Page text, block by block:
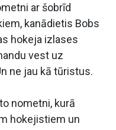
ar šobrīd
kanādietis Bobs
hokeja izlases
vest uz
ne jau kā tūristus.
nometni, kurā
hokejistiem un